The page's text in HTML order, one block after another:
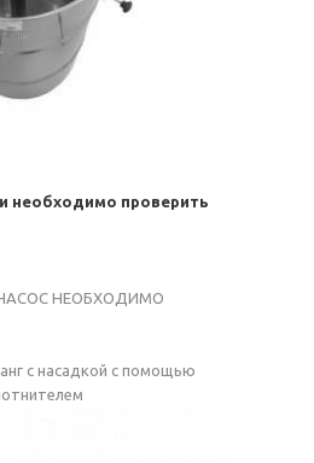
необходимо проверить
НЕОБХОДИМО
с насадкой с помощью